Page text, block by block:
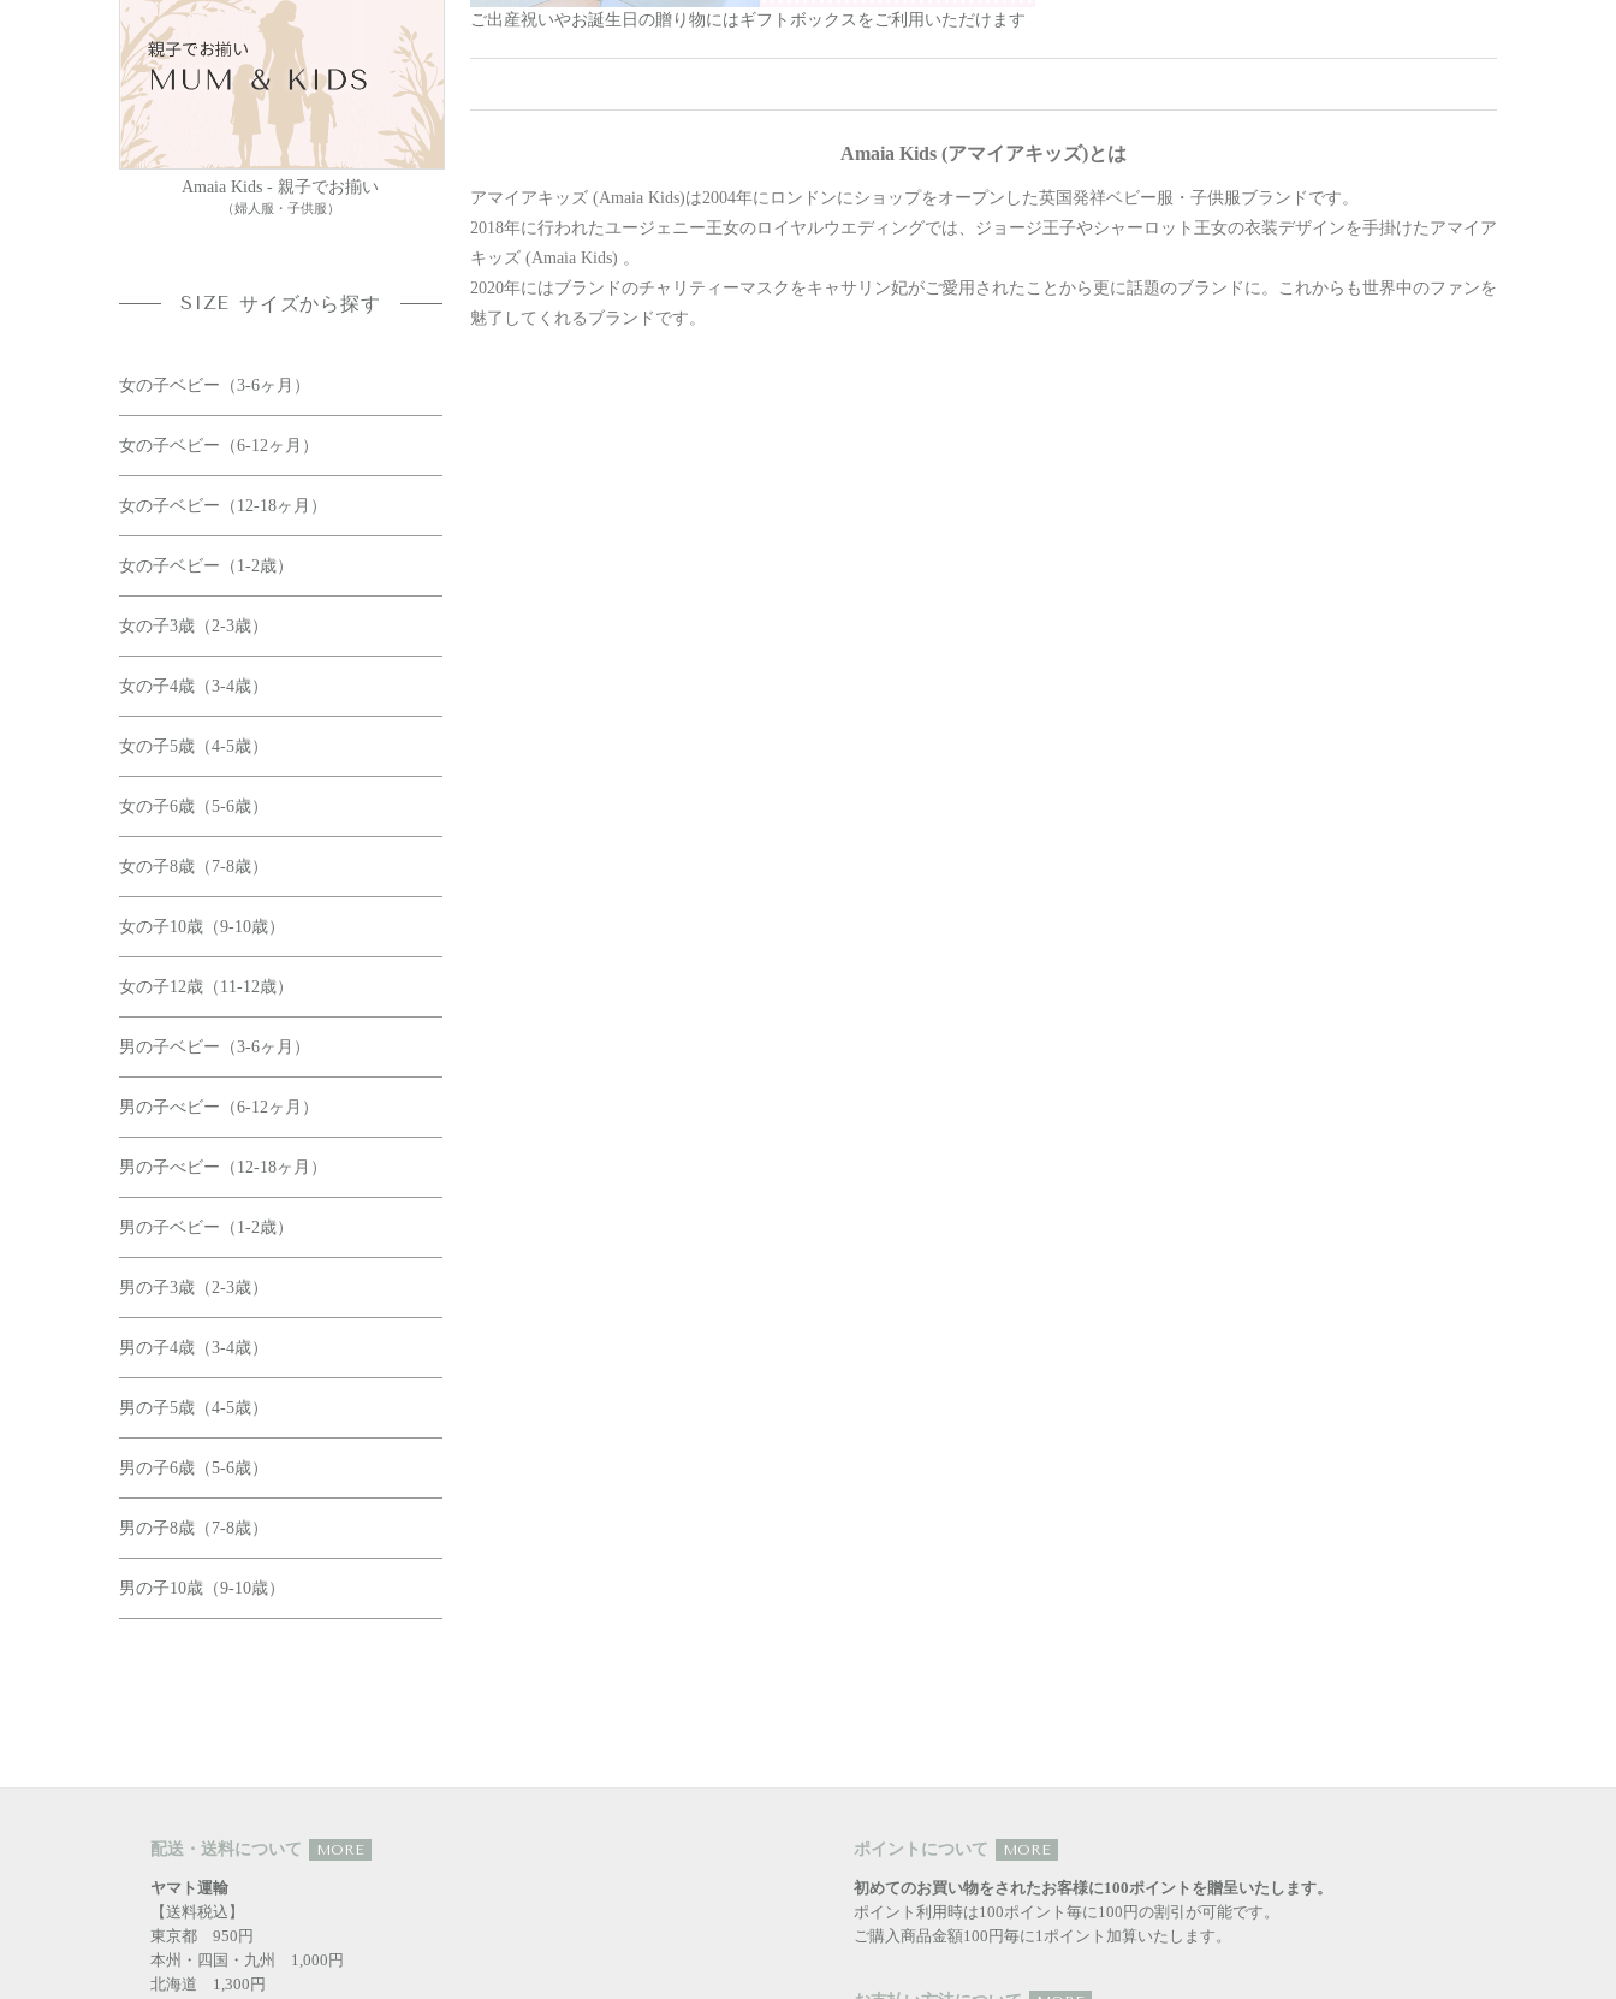
ご出産祝いやお誕生日の贈り物にはギフトボックスをご利用いただけます
Amaia Kids (アマイアキッズ)とは
アマイアキッズ (Amaia Kids)は2004年にロンドンにショップをオープンした英国発祥ベビー服・子供服ブランドです。
2018年に行われたユージェニー王女のロイヤルウエディングでは、ジョージ王子やシャーロット王女の衣装デザインを手掛けたアマイア
キッズ (Amaia Kids) 。
2020年にはブランドのチャリティーマスクをキャサリン妃がご愛用されたことから更に話題のブランドに。これからも世界中のファンを
魅了してくれるブランドです。
Amaia Kids - 親子でお揃い
（婦人服・子供服）
SIZE サイズから探す
女の子ベビー（3-6ヶ月）
女の子ベビー（6-12ヶ月）
女の子ベビー（12-18ヶ月）
女の子ベビー（1-2歳）
女の子3歳（2-3歳）
女の子4歳（3-4歳）
女の子5歳（4-5歳）
女の子6歳（5-6歳）
女の子8歳（7-8歳）
女の子10歳（9-10歳）
女の子12歳（11-12歳）
男の子ベビー（3-6ヶ月）
男の子べビー（6-12ヶ月）
男の子べビー（12-18ヶ月）
男の子ベビー（1-2歳）
男の子3歳（2-3歳）
男の子4歳（3-4歳）
男の子5歳（4-5歳）
男の子6歳（5-6歳）
男の子8歳（7-8歳）
男の子10歳（9-10歳）
配送・送料について MORE
ヤマト運輸
【送料税込】
東京都 950円
本州・四国・九州 1,000円
北海道 1,300円
ポイントについて MORE
初めてのお買い物をされたお客様に100ポイントを贈呈いたします。
ポイント利用時は100ポイント毎に100円の割引が可能です。
ご購入商品金額100円毎に1ポイント加算いたします。